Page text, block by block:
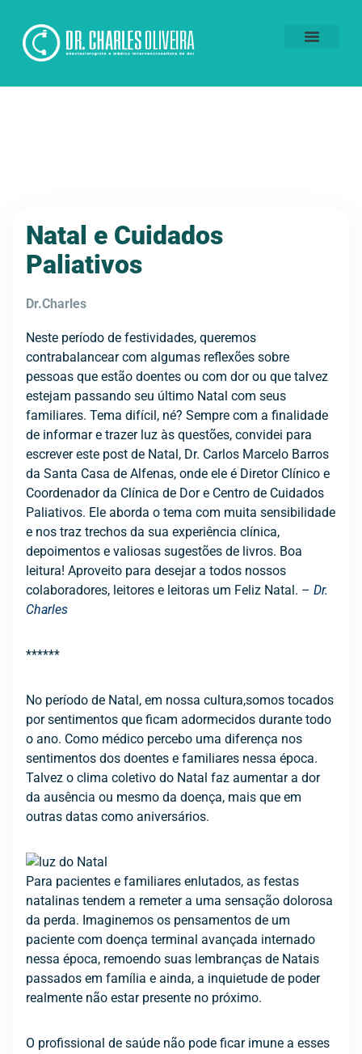
Natal e Cuidados
Paliativos
Dr.Charles
Neste período de festividades, queremos
contrabalancear com algumas reflexões sobre
pessoas que estão doentes ou com dor ou que talvez
estejam passando seu último Natal com seus
familiares. Tema difícil, né? Sempre com a finalidade
de informar e trazer luz às questões, convidei para
escrever este post de Natal, Dr. Carlos Marcelo Barros
da Santa Casa de Alfenas, onde ele é Diretor Clínico e
Coordenador da Clínica de Dor e Centro de Cuidados
Paliativos. Ele aborda o tema com muita sensibilidade
e nos traz trechos da sua experiência clínica,
depoimentos e valiosas sugestões de livros. Boa
leitura! Aproveito para desejar a todos nossos
colaboradores, leitores e leitoras um Feliz Natal. – Dr.
Charles
******
No período de Natal, em nossa cultura,somos tocados
por sentimentos que ficam adormecidos durante todo
o ano. Como médico percebo uma diferença nos
sentimentos dos doentes e familiares nessa época.
Talvez o clima coletivo do Natal faz aumentar a dor
da ausência ou mesmo da doença, mais que em
outras datas como aniversários.
Para pacientes e familiares enlutados, as festas
natalinas tendem a remeter a uma sensação dolorosa
da perda. Imaginemos os pensamentos de um
paciente com doença terminal avançada internado
nessa época, remoendo suas lembranças de Natais
passados em família e ainda, a inquietude de poder
realmente não estar presente no próximo.
O profissional de saúde não pode ficar imune a esses